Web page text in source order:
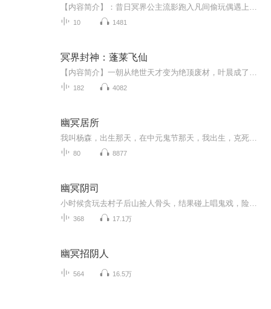
10 1481
冥界封神：蓬莱飞仙
182 4082
幽冥居所
80 8877
幽冥阴司
368 17.1万
幽冥招阴人
564 16.5万